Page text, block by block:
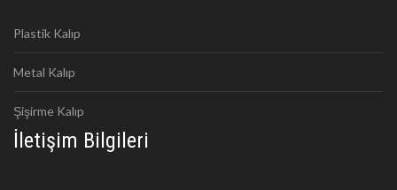
Plastik Kalıp
Metal Kalıp
Şişirme Kalıp
İletişim Bilgileri